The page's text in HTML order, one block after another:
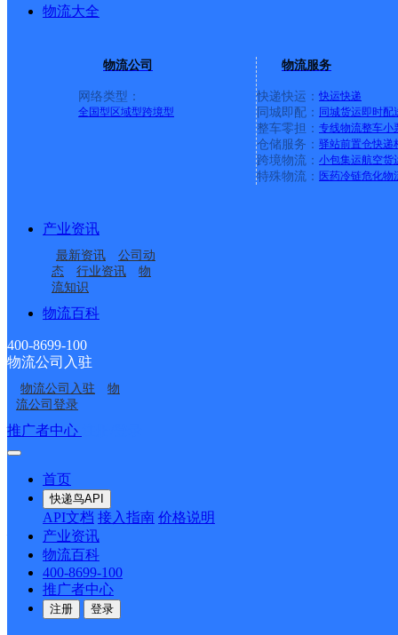
物流大全
物流公司
网络类型：
全国型 区域型跨境型
物流服务
快递快运： 快运快递
同城即配： 同城货运即时配
整车零担： 专线物流整车小
仓储服务： 驿站前置仓快递
跨境物流： 小包集运航空货
特殊物流： 医药冷链危化物
产业资讯
最新资讯
公司动
态
行业资讯
物
流知识
物流百科
400-8699-100
物流公司入驻
物流公司入驻
物
流公司登录
推广者中心
首页
快递鸟API
API文档 接入指南 价格说明
产业资讯
物流百科
400-8699-100
推广者中心
注册 登录
中国邮政集团有限公司新疆维吾尔自治区叶城县
云南德钦县公司
德钦县奔子栏镇合作点
ID15665
德钦县霞若乡合作点
ID15656
拖顶邮政所
羊拉邮政所
霞若邮政所
接口API
API接口 DEMO下载
关于我们
公司介绍 企业动态
合作伙伴 快递鸟接口服务协议
户隐私政策